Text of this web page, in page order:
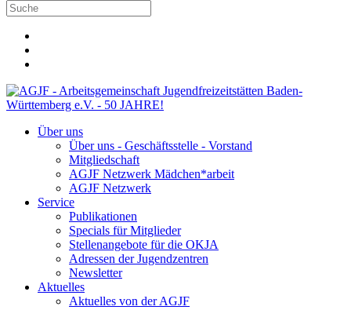
Über uns
Über uns - Geschäftsstelle - Vorstand
Mitgliedschaft
AGJF Netzwerk Mädchen*arbeit
AGJF Netzwerk
Service
Publikationen
Specials für Mitglieder
Stellenangebote für die OKJA
Adressen der Jugendzentren
Newsletter
Aktuelles
Aktuelles von der AGJF